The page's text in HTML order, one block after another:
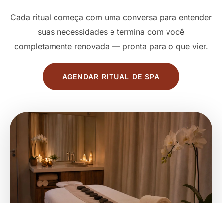
Cada ritual começa com uma conversa para entender
suas necessidades e termina com você
completamente renovada — pronta para o que vier.
AGENDAR RITUAL DE SPA